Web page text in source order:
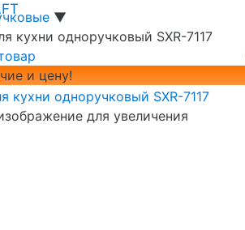
▼
кухни одноручковый SXR-7117
и цену!
для увеличения